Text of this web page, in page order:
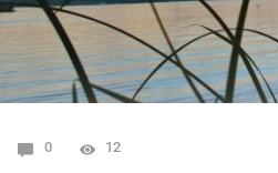
0 12
4 5792